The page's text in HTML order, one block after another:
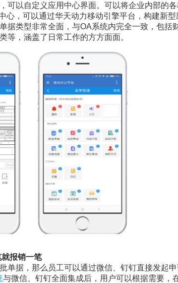
以自定义应用中心界面。可以将企业内部的各
心，可以通过华天动力移动引擎平台，构建新型
据类型非常全面，与OA系统内完全一致，包括
等，涵盖了日常工作的方方面面。
报销一笔
据，那么员工可以通过微信、钉钉直接发起申
与微信、钉钉全面集成后，用户可以根据需要，